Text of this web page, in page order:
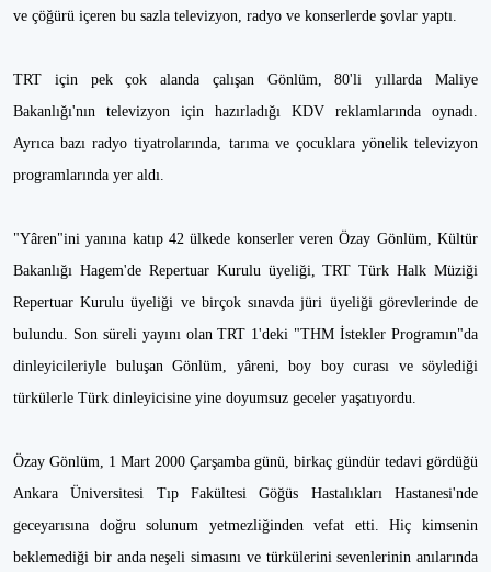
ve çöğürü içeren bu sazla televizyon, radyo ve konserlerde şovlar yaptı.
TRT için pek çok alanda çalışan Gönlüm, 80'li yıllarda Maliye
Bakanlığı'nın televizyon için hazırladığı KDV reklamlarında oynadı.
Ayrıca bazı radyo tiyatrolarında, tarıma ve çocuklara yönelik televizyon
programlarında yer aldı.
"Yâren"ini yanına katıp 42 ülkede konserler veren Özay Gönlüm, Kültür
Bakanlığı Hagem'de Repertuar Kurulu üyeliği, TRT Türk Halk Müziği
Repertuar Kurulu üyeliği ve birçok sınavda jüri üyeliği görevlerinde de
bulundu. Son süreli yayını olan TRT 1'deki "THM İstekler Programın"da
dinleyicileriyle buluşan Gönlüm, yâreni, boy boy curası ve söylediği
türkülerle Türk dinleyicisine yine doyumsuz geceler yaşatıyordu.
Özay Gönlüm, 1 Mart 2000 Çarşamba günü, birkaç gündür tedavi gördüğü
Ankara Üniversitesi Tıp Fakültesi Göğüs Hastalıkları Hastanesi'nde
geceyarısına doğru solunum yetmezliğinden vefat etti. Hiç kimsenin
beklemediği bir anda neşeli simasını ve türkülerini sevenlerinin anılarında